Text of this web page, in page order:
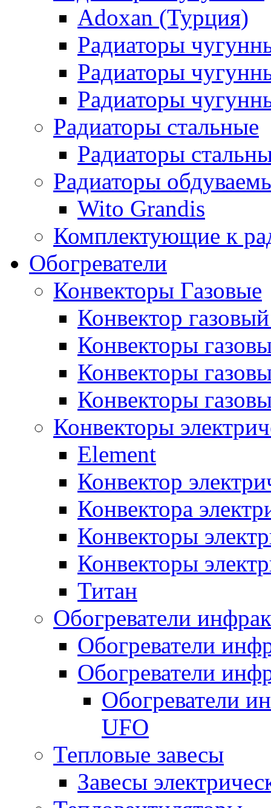
Adoxan (Турция)
Радиаторы
Радиаторы
Радиаторы
Радиаторы стальные
Радиаторы
Радиаторы
Wito Grandis
Комплектующие к
Обогреватели
Конвекторы Газовые
Конвектор
Конвекторы
Конвекторы
Конвекторы
Конвекторы
Element
Конвектор
Конвектора
Конвекторы
Конвекторы
Титан
Обогреватели
Обогреватели
Обогреватели
Обогреватели
UFO
Тепловые завесы
Завесы